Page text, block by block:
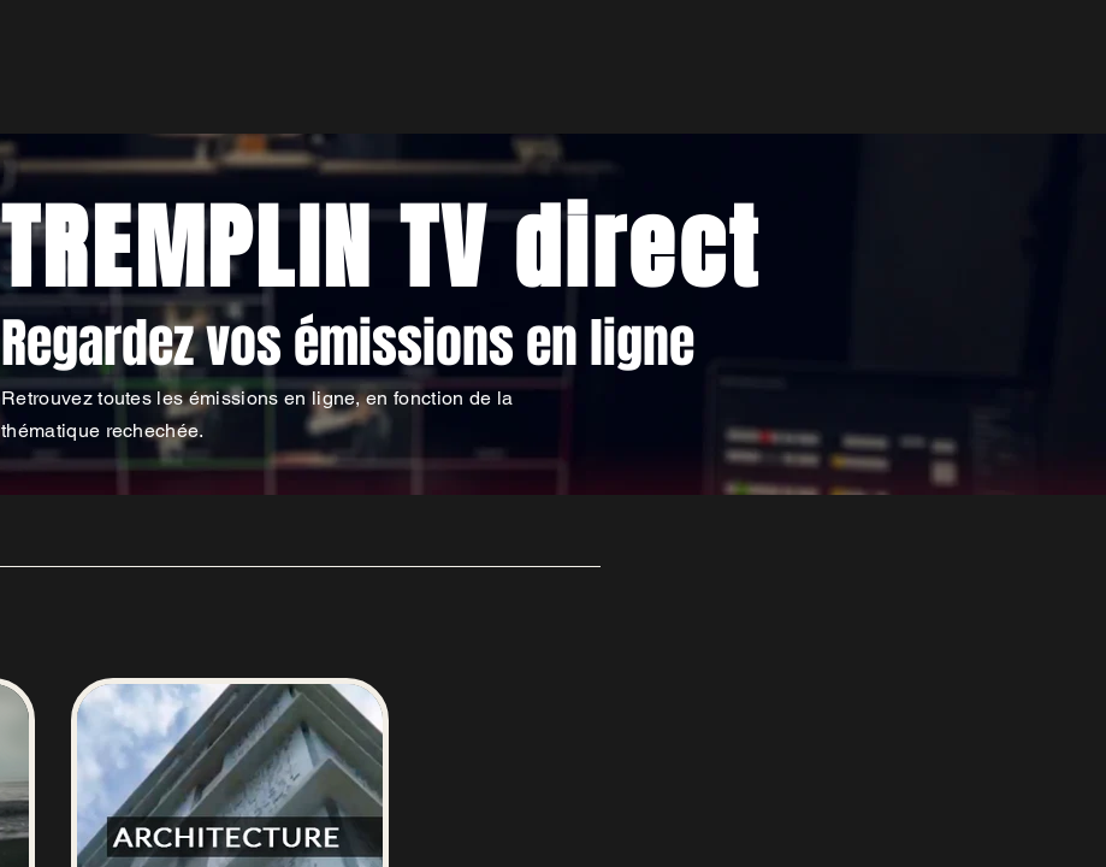
Regardez vos émissions en ligne
TREMPLIN TV direct
Retrouvez toutes les émissions en ligne, en fonction de la
thématique rechechée.